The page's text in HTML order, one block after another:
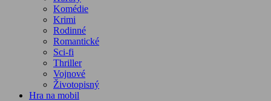
Komédie
Krimi
Rodinné
Romantické
Sci-fi
Thriller
Vojnové
Životopisný
Hra na mobil